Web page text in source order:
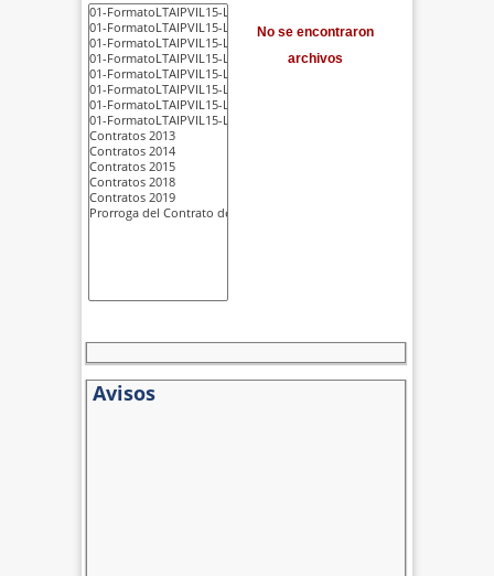
No se encontraron
archivos
Avisos